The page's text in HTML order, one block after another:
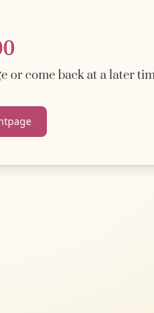
or come back at a later